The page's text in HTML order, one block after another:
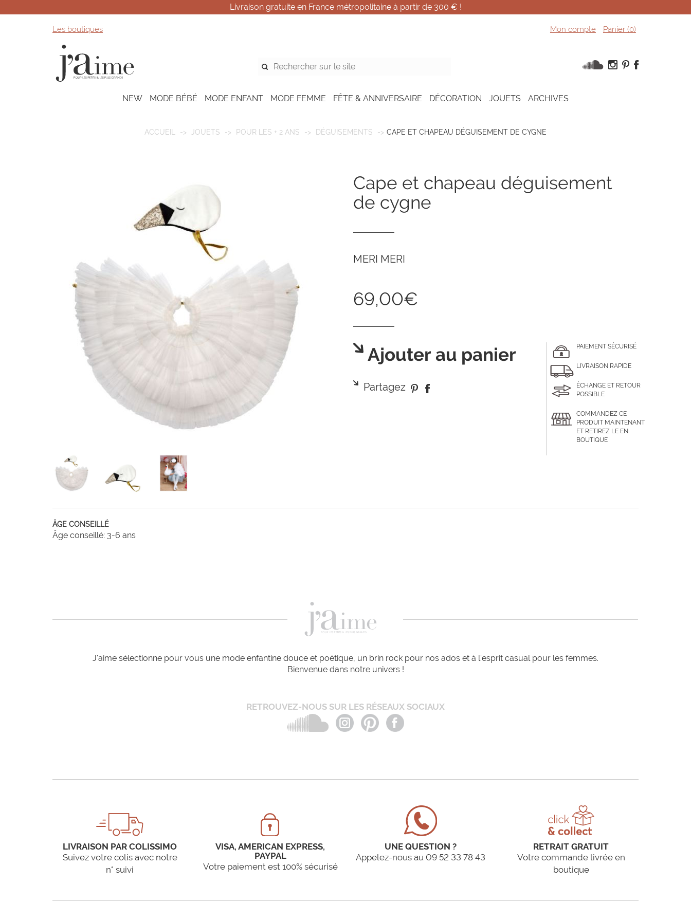
Livraison gratuite en France métropolitaine à partir de 300 € !
Les boutiques Mon compte Panier (0)
NEW MODE BÉBÉ MODE ENFANT MODE FEMME FÊTE & ANNIVERSAIRE DÉCORATION JOUETS ARCHIVES
ACCUEIL JOUETS POUR LES + 2 ANS DÉGUISEMENTS CAPE ET CHAPEAU DÉGUISEMENT DE CYGNE
cape et chapeau déguisement
de cygne
MERI MERI
69,00€
Ajouter au panier
Partagez
PAIEMENT SÉCURISÉ
LIVRAISON RAPIDE
ÉCHANGE ET RETOUR
POSSIBLE
COMMANDEZ CE
PRODUIT MAINTENANT
ET RETIREZ LE EN
BOUTIQUE
ÂGE CONSEILLÉ
Âge conseillé: 3-6 ans
J'aime sélectionne pour vous une mode enfantine douce et poétique, un brin rock pour nos ados et à l'esprit casual pour les femmes.
Bienvenue dans notre univers !
RETROUVEZ-NOUS SUR LES RÉSEAUX SOCIAUX
LIVRAISON PAR COLISSIMO
Suivez votre colis avec notre
n° suivi
VISA, AMERICAN EXPRESS,
PAYPAL
Votre paiement est 100% sécurisé
UNE QUESTION ?
Appelez-nous au 09 52 33 78 43
RETRAIT GRATUIT
Votre commande livrée en
boutique